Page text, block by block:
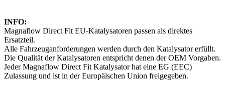
INFO:
Magnaflow Direct Fit EU-Katalysatoren passen als direktes
Ersatzteil.
Alle Fahrzeuganforderungen werden durch den Katalysator erfüllt.
Die Qualität der Katalysatoren entspricht denen der OEM Vorgaben.
Jeder Magnaflow Direct Fit Katalysator hat eine EG (EEC)
Zulassung und ist in der Europäischen Union freigegeben.